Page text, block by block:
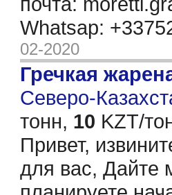
Whatsap:
02-2020
Гречкая
Северо-
тонн, 10 KZT/
Привет,
для вас, Дайте